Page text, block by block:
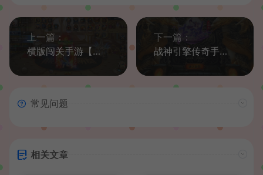
上一篇：
横版闯关手游【黎明阿拉德】最新整理Linux手工服务端+配套源码+管理后台+GM授权后台+安卓苹果双端+详细搭建教程
下一篇：
战神引擎传奇手游【青云志白猪3免授权】最新整理Win系复古服务端+安卓苹果双端+GM授权物品后台+详细搭建教程
常见问题
相关文章